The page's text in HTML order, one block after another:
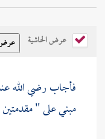
عرض الحاشية
فأجاب رضي الله
مبني على "